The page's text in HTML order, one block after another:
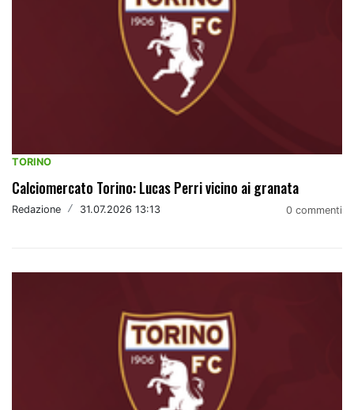
TORINO
Calciomercato Torino: Lucas Perri vicino ai granata
Redazione / 31.07.2026 13:13 0 commenti